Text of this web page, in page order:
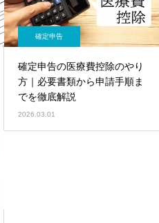
確定申告
確定申告の医療費控除のやり
方｜必要書類から申請手順ま
でを徹底解説
2026.03.01